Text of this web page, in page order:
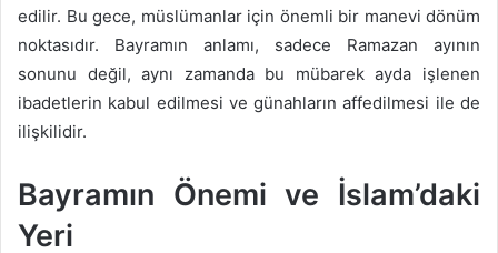
edilir. Bu gece, müslümanlar için önemli bir manevi dönüm
noktasıdır. Bayramın anlamı, sadece Ramazan ayının
sonunu değil, aynı zamanda bu mübarek ayda işlenen
ibadetlerin kabul edilmesi ve günahların affedilmesi ile de
ilişkilidir.
Bayramın Önemi ve İslam’daki
Yeri